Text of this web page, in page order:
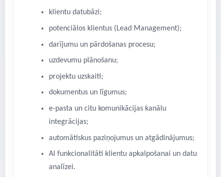
klientu datubāzi;
potenciālos klientus (Lead Management);
darījumu un pārdošanas procesu;
uzdevumu plānošanu;
projektu uzskaiti;
dokumentus un līgumus;
e-pasta un citu komunikācijas kanālu
integrācijas;
automātiskus paziņojumus un atgādinājumus;
AI funkcionalitāti klientu apkalpošanai un datu
analīzei.